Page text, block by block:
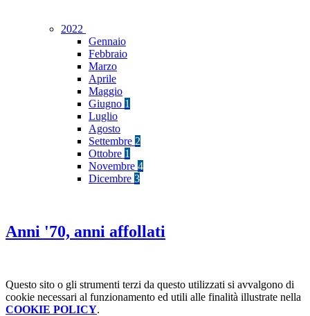
2022
Gennaio
Febbraio
Marzo
Aprile
Maggio
Giugno 1
Luglio
Agosto
Settembre 2
Ottobre 1
Novembre 4
Dicembre 3
Anni '70, anni affollati
Questo sito o gli strumenti terzi da questo utilizzati si avvalgono di
cookie necessari al funzionamento ed utili alle finalità illustrate nella
COOKIE POLICY.